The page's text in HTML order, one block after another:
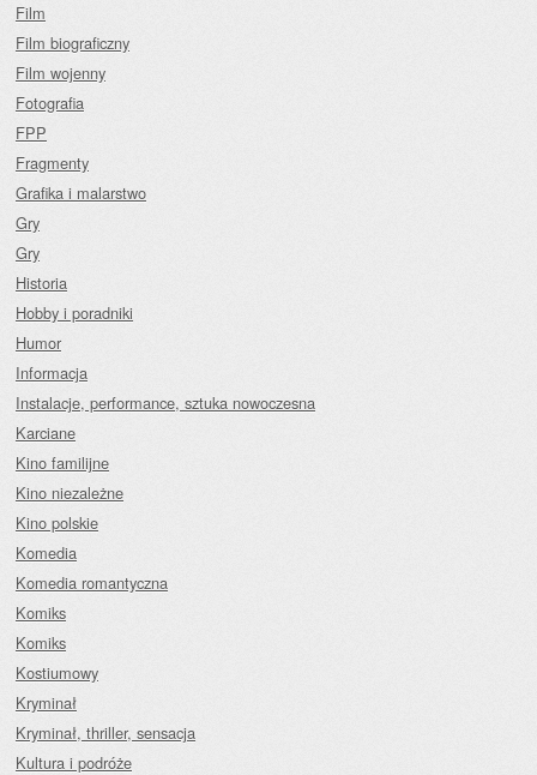
Film
Film biograficzny
Film wojenny
Fotografia
FPP
Fragmenty
Grafika i malarstwo
Gry
Gry
Historia
Hobby i poradniki
Humor
Informacja
Instalacje, performance, sztuka nowoczesna
Karciane
Kino familijne
Kino niezależne
Kino polskie
Komedia
Komedia romantyczna
Komiks
Komiks
Kostiumowy
Kryminał
Kryminał, thriller, sensacja
Kultura i podróże